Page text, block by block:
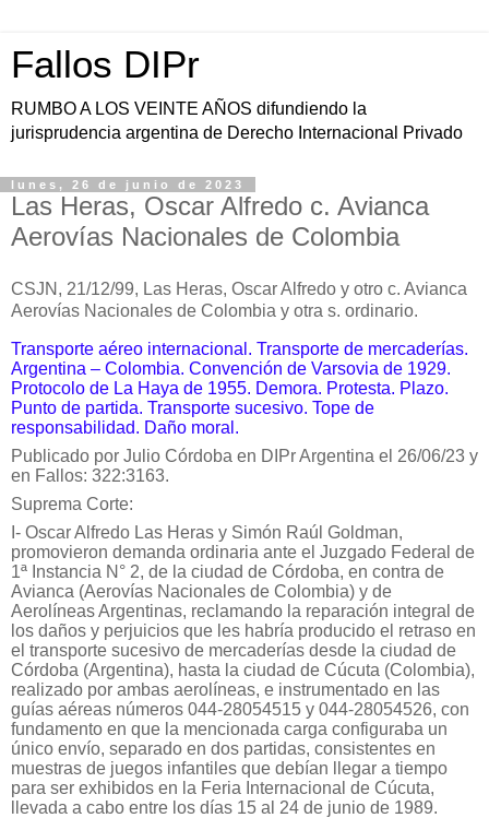
Fallos DIPr
RUMBO A LOS VEINTE AÑOS difundiendo la
jurisprudencia argentina de Derecho Internacional Privado
lunes, 26 de junio de 2023
Las Heras, Oscar Alfredo c. Avianca
Aerovías Nacionales de Colombia
CSJN, 21/12/99, Las Heras, Oscar Alfredo y otro c. Avianca
Aerovías Nacionales de Colombia y otra s. ordinario.
Transporte aéreo internacional. Transporte de mercaderías.
Argentina – Colombia. Convención de Varsovia de 1929.
Protocolo de La Haya de 1955. Demora. Protesta. Plazo.
Punto de partida. Transporte sucesivo. Tope de
responsabilidad. Daño moral.
Publicado por Julio Córdoba en DIPr Argentina el 26/06/23 y
en Fallos: 322:3163.
Suprema Corte:
I- Oscar Alfredo Las Heras y Simón Raúl Goldman,
promovieron demanda ordinaria ante el Juzgado Federal de
1ª Instancia N° 2, de la ciudad de Córdoba, en contra de
Avianca (Aerovías Nacionales de Colombia) y de
Aerolíneas Argentinas, reclamando la reparación integral de
los daños y perjuicios que les habría producido el retraso en
el transporte sucesivo de mercaderías desde la ciudad de
Córdoba (Argentina), hasta la ciudad de Cúcuta (Colombia),
realizado por ambas aerolíneas, e instrumentado en las
guías aéreas números 044-28054515 y 044-28054526, con
fundamento en que la mencionada carga configuraba un
único envío, separado en dos partidas, consistentes en
muestras de juegos infantiles que debían llegar a tiempo
para ser exhibidos en la Feria Internacional de Cúcuta,
llevada a cabo entre los días 15 al 24 de junio de 1989.